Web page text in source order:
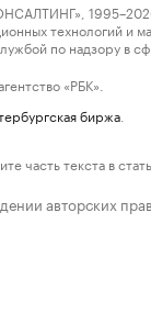
1995–2026.
технологий и
по надзору в
«РБК».
биржа
часть текста в
авторских прав